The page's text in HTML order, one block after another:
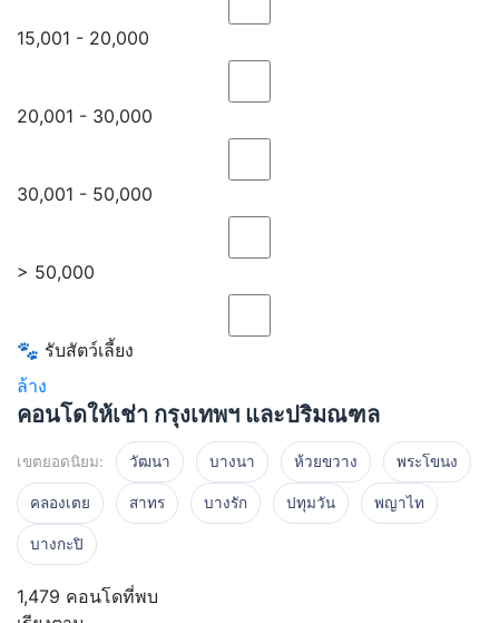
15,001 - 20,000
20,001 - 30,000
30,001 - 50,000
> 50,000
🐾 รับสัตว์เลี้ยง
ล้าง
คอนโดให้เช่า กรุงเทพฯ และปริมณฑล
เขตยอดนิยม: วัฒนา บางนา ห้วยขวาง พระโขนง
คลองเตย สาทร บางรัก ปทุมวัน พญาไท
บางกะปิ
1,479 คอนโดที่พบ